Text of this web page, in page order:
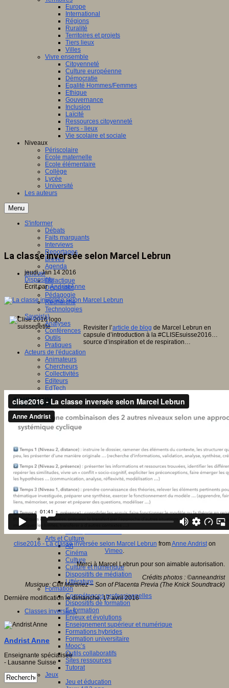
Europe
International
Régions
Ruralité
Territoires et projets
Tiers lieux
Villes
Vivre ensemble
Citoyenneté
Culture européenne
Démocratie
Egalité Hommes/Femmes
Ethique
Gouvernance
Inclusion
Laïcité
Ressources citoyenneté
Tiers - lieux
Vie scolaire et sociale
Niveaux
Périscolaire
Ecole maternelle
Ecole élémentaire
Collège
Lycée
Université
Les auteurs
Menu
S'informer
Débats
Faits marquants
Interviews
Reportages
Brèves
Agenda
Innover
Didactique
Dispositifs
Pédagogie
Recherche
Technologies
Savoir(s)
Analyses
Conférences
Outils
Pratiques
Acteurs de l'éducation
Animateurs
Chercheurs
Collectivités
Editeurs
EdTech
Encadrement
Enseignants
Entreprises
Etudiants
Filières industrielles
Institutionnels
Thématiques
Apprendre et enseigner
Apprendre
Apprentissages
Apprentissages collaboratifs
Créativité
Culture numérique
Evaluations
Individualisation
Interdisciplinarité
Outils pour la classe
Arts et Culture
Art
Cinéma
Culture
Culture et numérique
Dispositifs de médiation
Littérature
Formation
Compétences professionnelles
Dispositifs de formation
E- formation
Enjeux et évolutions
Enseignement supérieur et numérique
Formations hybrides
Formation universitaire
Mooc’s
Outils collaboratifs
Sites ressources
Tutorat
Jeux
Jeu et éducation
La classe inversée selon Marcel Lebrun
jeudi, Jan 14 2016
Dispositifs
Écrit parAndrist Anne
Revisiter l’article de blog de Marcel Lebrun en
capsule d’introduction à la #CLISEsuisse2016…
source d’inspiration et de respiration…
clise2016 - La classe inversée selon Marcel Lebrun fromAnne Andriston
Vimeo.
Merci à Marcel Lebrun pour son aimable autorisation.
Crédits photos : ©anneandrist
Musique: Cliff Martinez – Son of Placenta Previa (The Knick Soundtrack)
Dernière modification le dimanche, 17 avril 2016
Classes inversées,
Andrist Anne
Enseignante spécialisée
- Lausanne Suisse